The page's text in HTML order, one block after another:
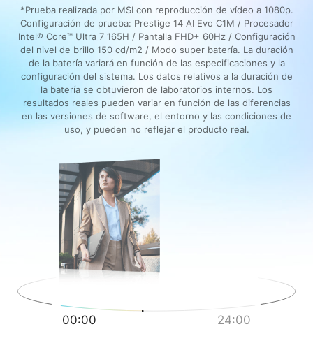
*Prueba realizada por MSI con reproducción de vídeo a 1080p.
Configuración de prueba: Prestige 14 AI Evo C1M / Procesador
Intel® Core™ Ultra 7 165H / Pantalla FHD+ 60Hz / Configuración
del nivel de brillo 150 cd/m2 / Modo super batería. La duración
de la batería variará en función de las especificaciones y la
configuración del sistema. Los datos relativos a la duración de
la batería se obtuvieron de laboratorios internos. Los
resultados reales pueden variar en función de las diferencias
en las versiones de software, el entorno y las condiciones de
uso, y pueden no reflejar el producto real.
00:00 24:00